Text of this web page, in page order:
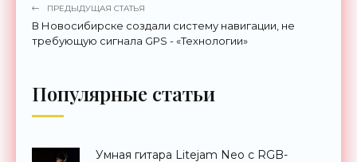
ПРЕДЫДУЩАЯ СТАТЬЯ
В Новосибирске создали систему навигации, не
требующую сигнала GPS - «Технологии»
Популярные статьи
Умная гитара Litejam Neo с RGB-